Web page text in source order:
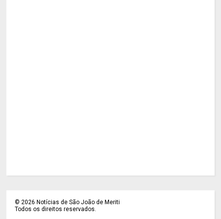
©2026 Notícias de São João de Meriti
Todos os direitos reservados.